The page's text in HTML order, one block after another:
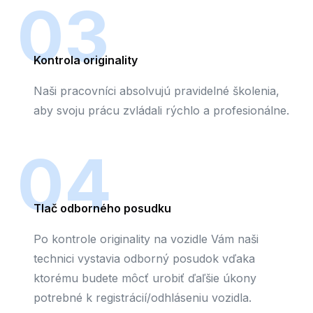
03
Kontrola originality
Naši pracovníci absolvujú pravidelné školenia,
aby svoju prácu zvládali rýchlo a profesionálne.
04
Tlač odborného posudku
Po kontrole originality na vozidle Vám naši
technici vystavia odborný posudok vďaka
ktorému budete môcť urobiť ďaľšie úkony
potrebné k registrácií/odhláseniu vozidla.